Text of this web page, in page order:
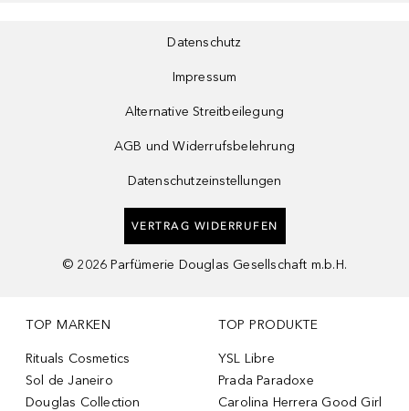
Datenschutz
Impressum
Alternative Streitbeilegung
AGB und Widerrufsbelehrung
Datenschutzeinstellungen
VERTRAG WIDERRUFEN
© 2026 Parfümerie Douglas Gesellschaft m.b.H.
TOP MARKEN
Rituals Cosmetics
Sol de Janeiro
Douglas Collection
TOP PRODUKTE
YSL Libre
Prada Paradoxe
Carolina Herrera Good Girl